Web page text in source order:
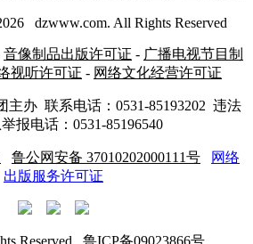
dzwww.com. All Rights Reserved
音像制品出版许可证 - 广播电视节目制
视听许可证 - 网络文化经营许可证
主办 联系电话：0531-85193202 违法
报电话：0531-85196540
鲁公网安备 37010202000111号
网络
出版服务许可证